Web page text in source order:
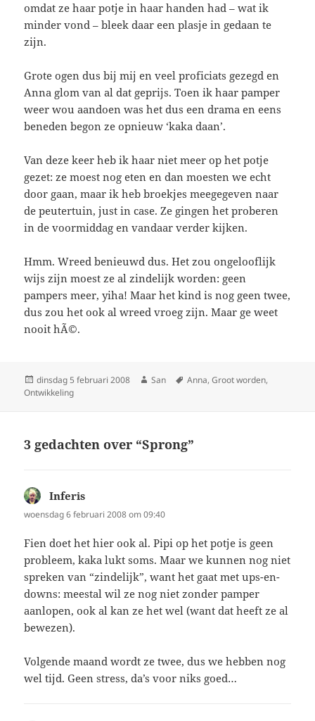
omdat ze haar potje in haar handen had – wat ik
minder vond – bleek daar een plasje in gedaan te
zijn.
Grote ogen dus bij mij en veel proficiats gezegd en
Anna glom van al dat geprijs. Toen ik haar pamper
weer wou aandoen was het dus een drama en eens
beneden begon ze opnieuw ‘kaka daan’.
Van deze keer heb ik haar niet meer op het potje
gezet: ze moest nog eten en dan moesten we echt
door gaan, maar ik heb broekjes meegegeven naar
de peutertuin, just in case. Ze gingen het proberen
in de voormiddag en vandaar verder kijken.
Hmm. Wreed benieuwd dus. Het zou ongelooflijk
wijs zijn moest ze al zindelijk worden: geen
pampers meer, yiha! Maar het kind is nog geen twee,
dus zou het ook al wreed vroeg zijn. Maar ge weet
nooit hÃ©.
Geplaatst
op
dinsdag 5 februari 2008 Auteur
San Tags
Anna,Groot worden,
Ontwikkeling
3 gedachten over “Sprong”
Inferis
woensdag 6 februari 2008 om 09:40
Fien doet het hier ook al. Pipi op het potje is geen
probleem, kaka lukt soms. Maar we kunnen nog niet
spreken van “zindelijk”, want het gaat met ups-en-
downs: meestal wil ze nog niet zonder pamper
aanlopen, ook al kan ze het wel (want dat heeft ze al
bewezen).
Volgende maand wordt ze twee, dus we hebben nog
wel tijd. Geen stress, da’s voor niks goed…